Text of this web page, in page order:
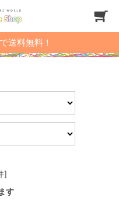
送料無料！
]
す